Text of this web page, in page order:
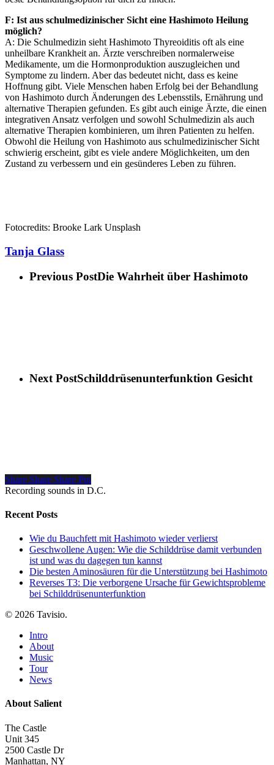
F: Ist aus schulmedizinischer Sicht eine Hashimoto Heilung
möglich?
A: Die Schulmedizin sieht Hashimoto Thyreoiditis oft als eine
unheilbare Krankheit an. Ärzte verschreiben normalerweise
Medikamente, um die Hormonproduktion auszugleichen und
Symptome zu lindern. Aber das bedeutet nicht, dass es keine
Hoffnung gibt. Viele Menschen haben Erfolg bei der Behandlung
von Hashimoto durch Änderungen des Lebensstils, Ernährung und
alternative Therapien gefunden. Es gibt auch einige Ärzte, die einen
integrativen Ansatz verfolgen und sowohl Schulmedizin als auch
alternative Therapien kombinieren, um ihren Patienten zu helfen.
Obwohl die Heilung von Hashimoto aus schulmedizinischer Sicht
schwierig erscheint, gibt es viele andere Möglichkeiten, um den
Zustand zu verbessern und ein gesünderes Leben zu führen.
Fotocredits: Brooke Lark Unsplash
Tanja Glass
Previous PostDie Wahrheit über Hashimoto
Next PostSchilddrüsenunterfunktion Gesicht
Share Share Share Pin
Recording sounds in D.C.
Recent Posts
Wie du Bauchfett mit Hashimoto wieder verlierst
Geschwollene Augen: Wie die Schilddrüse damit verbunden
ist und was du dagegen tun kannst
Die besten Aminosäuren für die Unterstützung bei Hashimoto
Reverses T3: Die verborgene Ursache für Gewichtsprobleme
bei Schilddrüsenunterfunktion
© 2026 Tavisio.
Close
Menu
Intro
About
Music
Tour
News
About Salient
The Castle
Unit 345
2500 Castle Dr
Manhattan, NY